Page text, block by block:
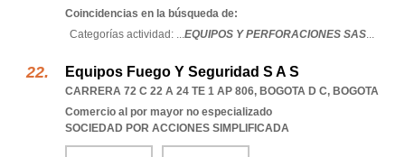
Coincidencias en la búsqueda de:
Categorías actividad: ...EQUIPOS Y PERFORACIONES SAS...
Equipos Fuego Y Seguridad S A S
CARRERA 72 C 22 A 24 TE 1 AP 806, BOGOTA D C, BOGOTA
Comercio al por mayor no especializado
SOCIEDAD POR ACCIONES SIMPLIFICADA